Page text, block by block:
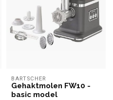
BARTSCHER
Gehaktmolen FW10 -
basic model